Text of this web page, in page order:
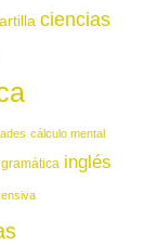
ciencias
cálculo mental
gramática inglés